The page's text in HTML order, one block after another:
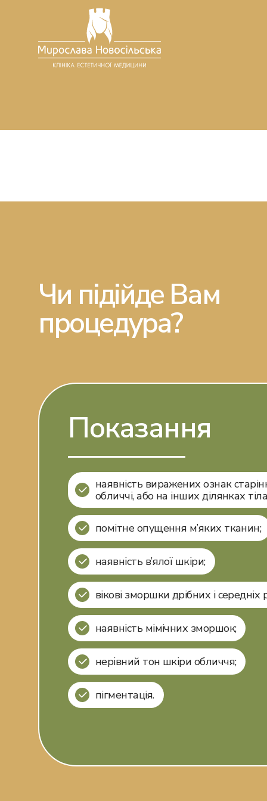
Чи підійде Вам
процедура?
Показання
наявність виражених ознак
обличчі, або на інших ділянках
помітне опущення м’яких тканин;
наявність в’ялої шкіри;
вікові зморшки дрібних і середніх
наявність мімічних зморшок;
нерівний тон шкіри обличчя;
пігментація.